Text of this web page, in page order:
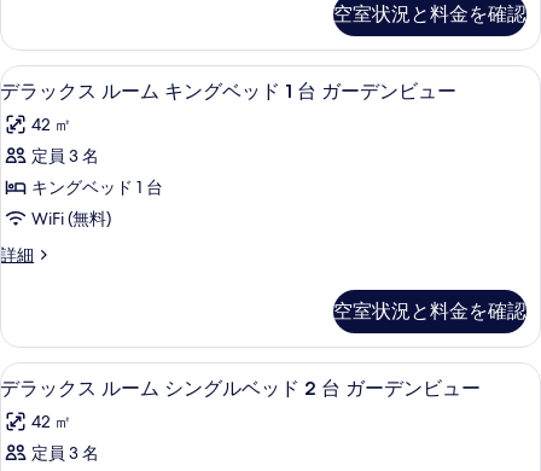
ィ
ビ
ュ
ー
の
す
べ
て
写
真
を
表
示
ィ
ビ
ュ
ー
の
詳
細
シ
ン
グ
ル
ベ
ッ
ド
2
テ
ィ
ビ
ュ
ス
ル
ー
シ
ン
ル
ベ
ド
テ
ィ
ビ
ュ
ー
の
空室状況と料金を確認
デ
ラ
ッ
ク
ス
ル
ー
キ
ン
グ
ベ
ッ
デラックス ルーム キングベッド 1
4
デラックス ルーム キングベッド 1 台 ガーデンビュー
42 ㎡
定員 3 名
キングベッド 1 台
WiFi (無料)
詳細
デ
ス
ル
ー
キ
ン
空室状況と料金を確認
デ
ラ
ッ
ミニバー、セーフティボックス (室
5
デラックス ルーム シングルベッド 2 台 ガーデンビュー
42 ㎡
定員 3 名